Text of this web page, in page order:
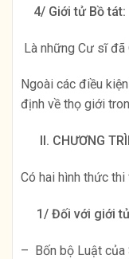
4/ Giới tử Bồ tát:
Là những Cư sĩ đã
Ngoài các điều
định về thọ giới
II. CHƯƠNG
Có hai hình thức
1/ Đối với giới tử
– Bốn bộ Luật của